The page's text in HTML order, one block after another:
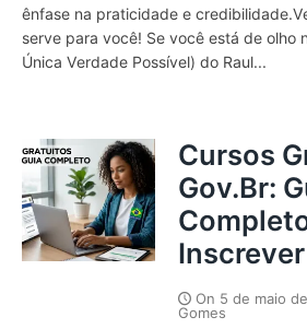
ênfase na praticidade e
serve para você! Se você está de olho
Única Verdade Possível) do Raul...
Cursos
Gov.br:
On 5 de maio
Gomes